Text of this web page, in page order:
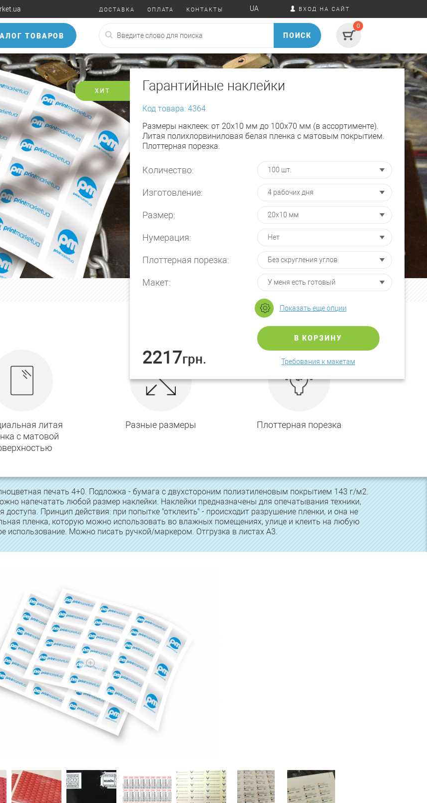
ДОСТАВКА ОПЛАТА КОНТАКТЫ UA ВХОД НА САЙТ
ТОВАРОВ ПОИСК
0
Гарантийные наклейки
Код товара: 4364
Размеры наклеек: от 20х10 мм до 100х70 мм (в ассортименте).
Литая полихлорвиниловая белая пленка с матовым покрытием.
Плоттерная порезка.
Количество:
Изготовление:
Размер:
Нумерация:
Плoттерная порезка:
Макет:
Показать еще опции
2217грн.
В КОРЗИНУ
Требования к макетам
ХИТ
литая
с матовой
Разные размеры Плоттерная порезка
печать 4+0. Подложка - бумага с двухстороним полиэтиленовым покрытием 143 г/м2.
напечатать любой размер наклейки. Наклейки предназначены для опечатывания техники,
Принцип действия: при попытке "отклеить" - происходит разрушение пленки, и она не
пленка, которую можно использовать во влажных помещениях, улице и клеить на любую
использование. Можно писать ручкой/маркером. Отгрузка в листах А3.